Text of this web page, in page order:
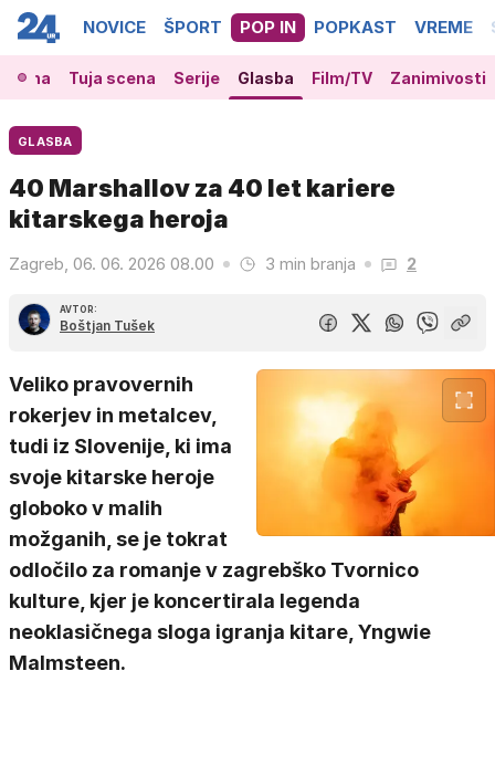
NOVICE ŠPORT POP IN POPKAST VREME
Tuja scena Serije Glasba Film/TV Zanimivosti
GLASBA
40 Marshallov za 40 let kariere
kitarskega heroja
Zagreb, 06. 06. 2026 08.00 3 min branja 2
AVTOR:
Boštjan Tušek
Veliko pravovernih
rokerjev in metalcev,
tudi iz Slovenije, ki ima
svoje kitarske heroje
globoko v malih
možganih, se je tokrat
odločilo za romanje v zagrebško Tvornico
kulture, kjer je koncertirala legenda
neoklasičnega sloga igranja kitare, Yngwie
Malmsteen.